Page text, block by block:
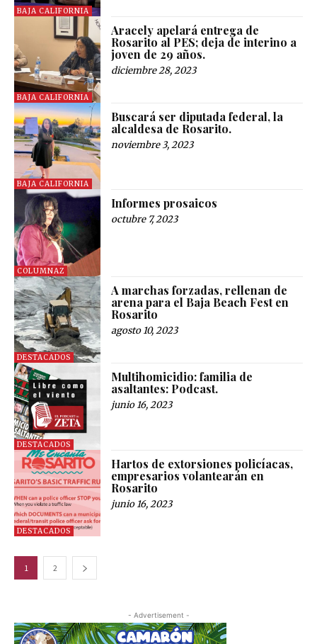
BAJA CALIFORNIA
BAJA CALIFORNIA
Aracely apelará entrega de
Rosarito al PES; deja de interino a
joven de 29 años.
diciembre 28, 2023
BAJA CALIFORNIA
Buscará ser diputada federal, la
alcaldesa de Rosarito.
noviembre 3, 2023
COLUMNAZ
Informes prosaicos
octubre 7, 2023
DESTACADOS
A marchas forzadas, rellenan de
arena para el Baja Beach Fest en
Rosarito
agosto 10, 2023
DESTACADOS
Multihomicidio: familia de
asaltantes: Podcast.
junio 16, 2023
DESTACADOS
Hartos de extorsiones policíacas,
empresarios volantearán en
Rosarito
junio 16, 2023
1 2
- Advertisement -